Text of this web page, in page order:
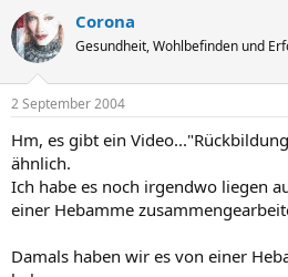
Corona
Gesundheit, Wohlbefinden und
2 September 2004
Hm, es gibt ein
ähnlich.
Ich habe es noch irgendwo liegen
einer Hebamme
Damals haben wir es von einer